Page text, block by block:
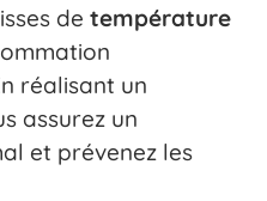
de température
réalisant un
assurez un
et prévenez les